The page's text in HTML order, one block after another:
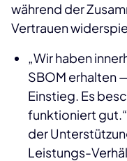
während der
Vertrauen
„Wir haben
SBOM erhalten
Einstieg. Es
funktioniert
der
Leistungs-